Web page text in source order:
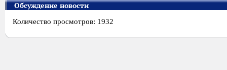
Обсуждение новости
Количество просмотров: 1932